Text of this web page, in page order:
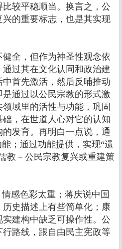
较平稳顺当。换言之，公
的重要标志，也是其实现
全，但作为神圣性观念依
过其在文化认同和政治建
首先激活，然后反哺推动
通过以公民宗教的形式激
域里的活性与功能，巩固
，在世道人心对它的认知
发育。再明白一点说，通
；通过功能提供，实现“遗
教－公民宗教复兴或重建策
感色彩太重；蒋庆说中国
史描述上有些简单化；康
建构中缺乏可操作性。公
路线，跟自由民主宪政等